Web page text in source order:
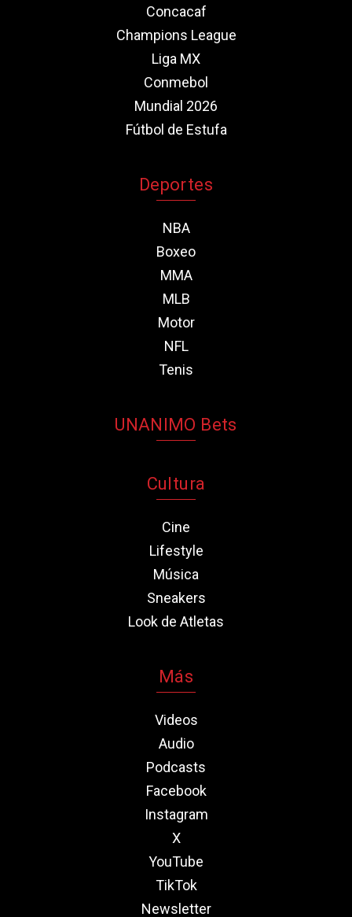
Concacaf
Champions League
Liga MX
Conmebol
Mundial 2026
Fútbol de Estufa
Deportes
NBA
Boxeo
MMA
MLB
Motor
NFL
Tenis
UNANIMO Bets
Cultura
Cine
Lifestyle
Música
Sneakers
Look de Atletas
Más
Videos
Audio
Podcasts
Facebook
Instagram
X
YouTube
TikTok
Newsletter